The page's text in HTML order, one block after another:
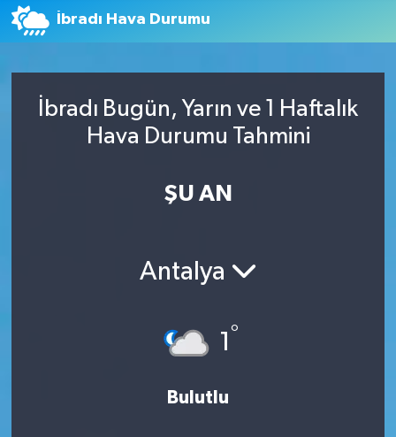
İbradı Hava Durumu
İbradı Bugün, Yarın ve 1 Haftalık
Hava Durumu Tahmini
ŞU AN
Antalya
1 °
Bulutlu
Isparta Trafik Yoğunluk Haritası
Tüm Manşetler
Son Dakika Haberleri